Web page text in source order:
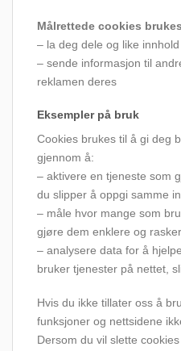
Målrettede cookies
– la deg dele og like innhold
– sende informasjon til
reklamen deres
Eksempler på bruk
Cookies brukes til å gi deg
gjennom å:
– aktivere en tjeneste som
du slipper å oppgi samme
– måle hvor mange som
gjøre dem enklere og
– analysere data for å
bruker tjenester på nettet,
Hvis du ikke tillater oss å
funksjoner og nettsidene
Dersom du vil slette